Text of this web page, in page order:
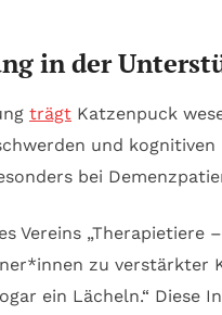
in der
trägt Katzenpuck
und
bei
Vereins
zu verstärkter
ein Lächeln.“